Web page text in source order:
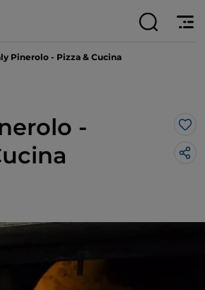
Pinerolo - Pizza & Cucina
-